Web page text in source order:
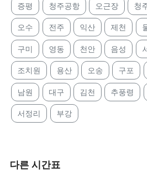
증평 청주공항 오근장 청
오수 전주 익산 제천
구미 영동 천안 음성
조치원 용산 오송 구포
남원 대구 김천 추풍령
서정리 부강
다른 시간표